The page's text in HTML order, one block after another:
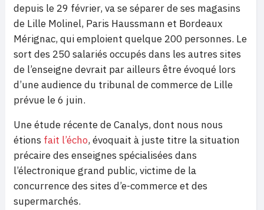
depuis le 29 février, va se séparer de ses magasins
de Lille Molinel, Paris Haussmann et Bordeaux
Mérignac, qui emploient quelque 200 personnes. Le
sort des 250 salariés occupés dans les autres sites
de l’enseigne devrait par ailleurs être évoqué lors
d’une audience du tribunal de commerce de Lille
prévue le 6 juin.
Une étude récente de Canalys, dont nous nous
étions fait l’écho, évoquait à juste titre la situation
précaire des enseignes spécialisées dans
l’électronique grand public, victime de la
concurrence des sites d’e-commerce et des
supermarchés.